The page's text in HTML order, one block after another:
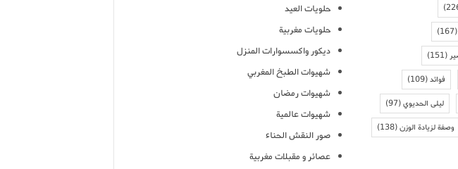
(151)
فوائد(109)
ليلى الحديوي(97)
وصفة لزيادة الوزن(138)
حلويات العيد
حلويات مغربية
ديكور واكسسوارات المنزل
شهيوات الطبخ المغربي
شهيوات رمضان
شهيوات عالمية
صور النقش الحناء
عصائر و مقبلات مغربية